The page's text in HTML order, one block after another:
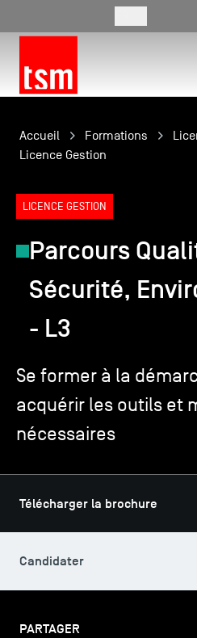
L'école
Formations
Vie étudiante
Entreprises
TSM-Research
TSM Doctoral
Alumni
PARTAGER
Accueil Formations
Licence Gestion
LICENCE GESTION
Parcours
Sécurité,
- L3
Se former à la
acquérir les outils et
nécessaires
Télécharger la brochure
Candidater